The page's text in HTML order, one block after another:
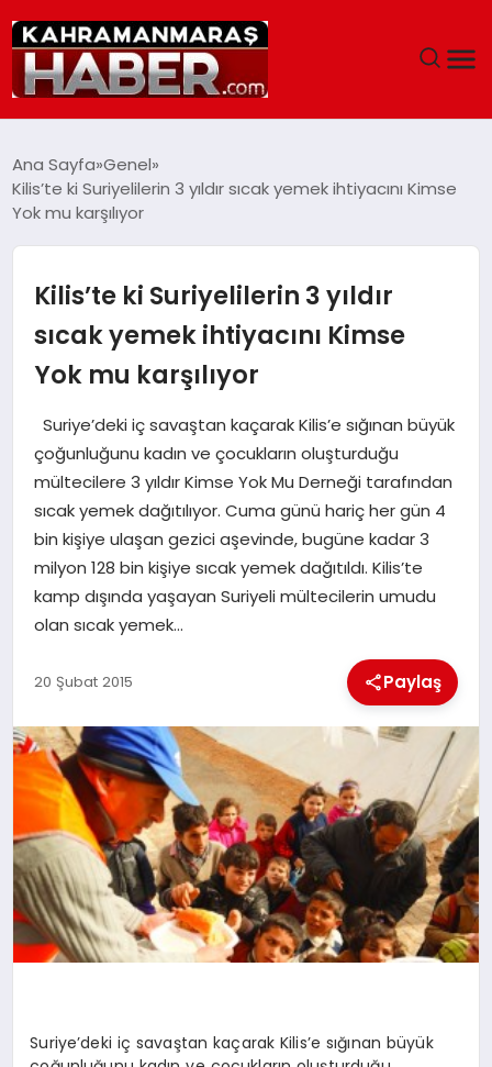
SIYASET
SAĞLIK
GENEL
SPOR
İLÇE HABERLERI
DÜNYA
KÜNYE
Ana Sayfa Genel
Kilis’te ki Suriyelilerin 3 yıldır sıcak yemek ihtiyacını Kimse
Yok mu karşılıyor
Kilis’te ki Suriyelilerin 3 yıldır
sıcak yemek ihtiyacını Kimse
Yok mu karşılıyor
Suriye’deki iç savaştan kaçarak Kilis’e sığınan büyük
çoğunluğunu kadın ve çocukların oluşturduğu
mültecilere 3 yıldır Kimse Yok Mu Derneği tarafından
sıcak yemek dağıtılıyor. Cuma günü hariç her gün 4
bin kişiye ulaşan gezici aşevinde, bugüne kadar 3
milyon 128 bin kişiye sıcak yemek dağıtıldı. Kilis’te
kamp dışında yaşayan Suriyeli mültecilerin umudu
olan sıcak yemek…
20 Şubat 2015 Paylaş
Suriye’deki iç savaştan kaçarak Kilis’e sığınan büyük